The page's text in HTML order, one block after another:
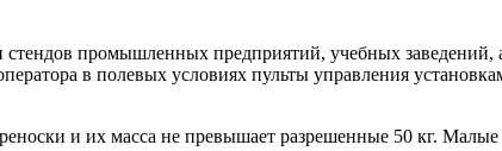
промышленных предприятий, учебных заведений,
в полевых условиях пульты управления
и их масса не превышает разрешенные 50 кг.